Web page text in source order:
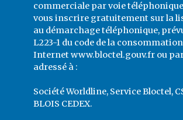
commerciale par voie
vous inscrire gratuitement sur la
au démarchage téléphonique,
L223-1 du code de la
Internet www.bloctel.gouv.fr ou
adressé à :
Société Worldline, Service Bloctel, CS
BLOIS CEDEX.